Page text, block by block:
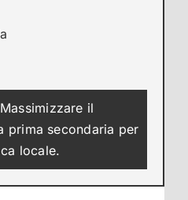
Massimizzare il
prima secondaria per
locale.